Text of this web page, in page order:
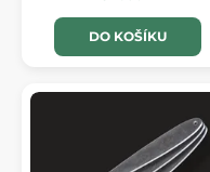
DO KOŠÍKU